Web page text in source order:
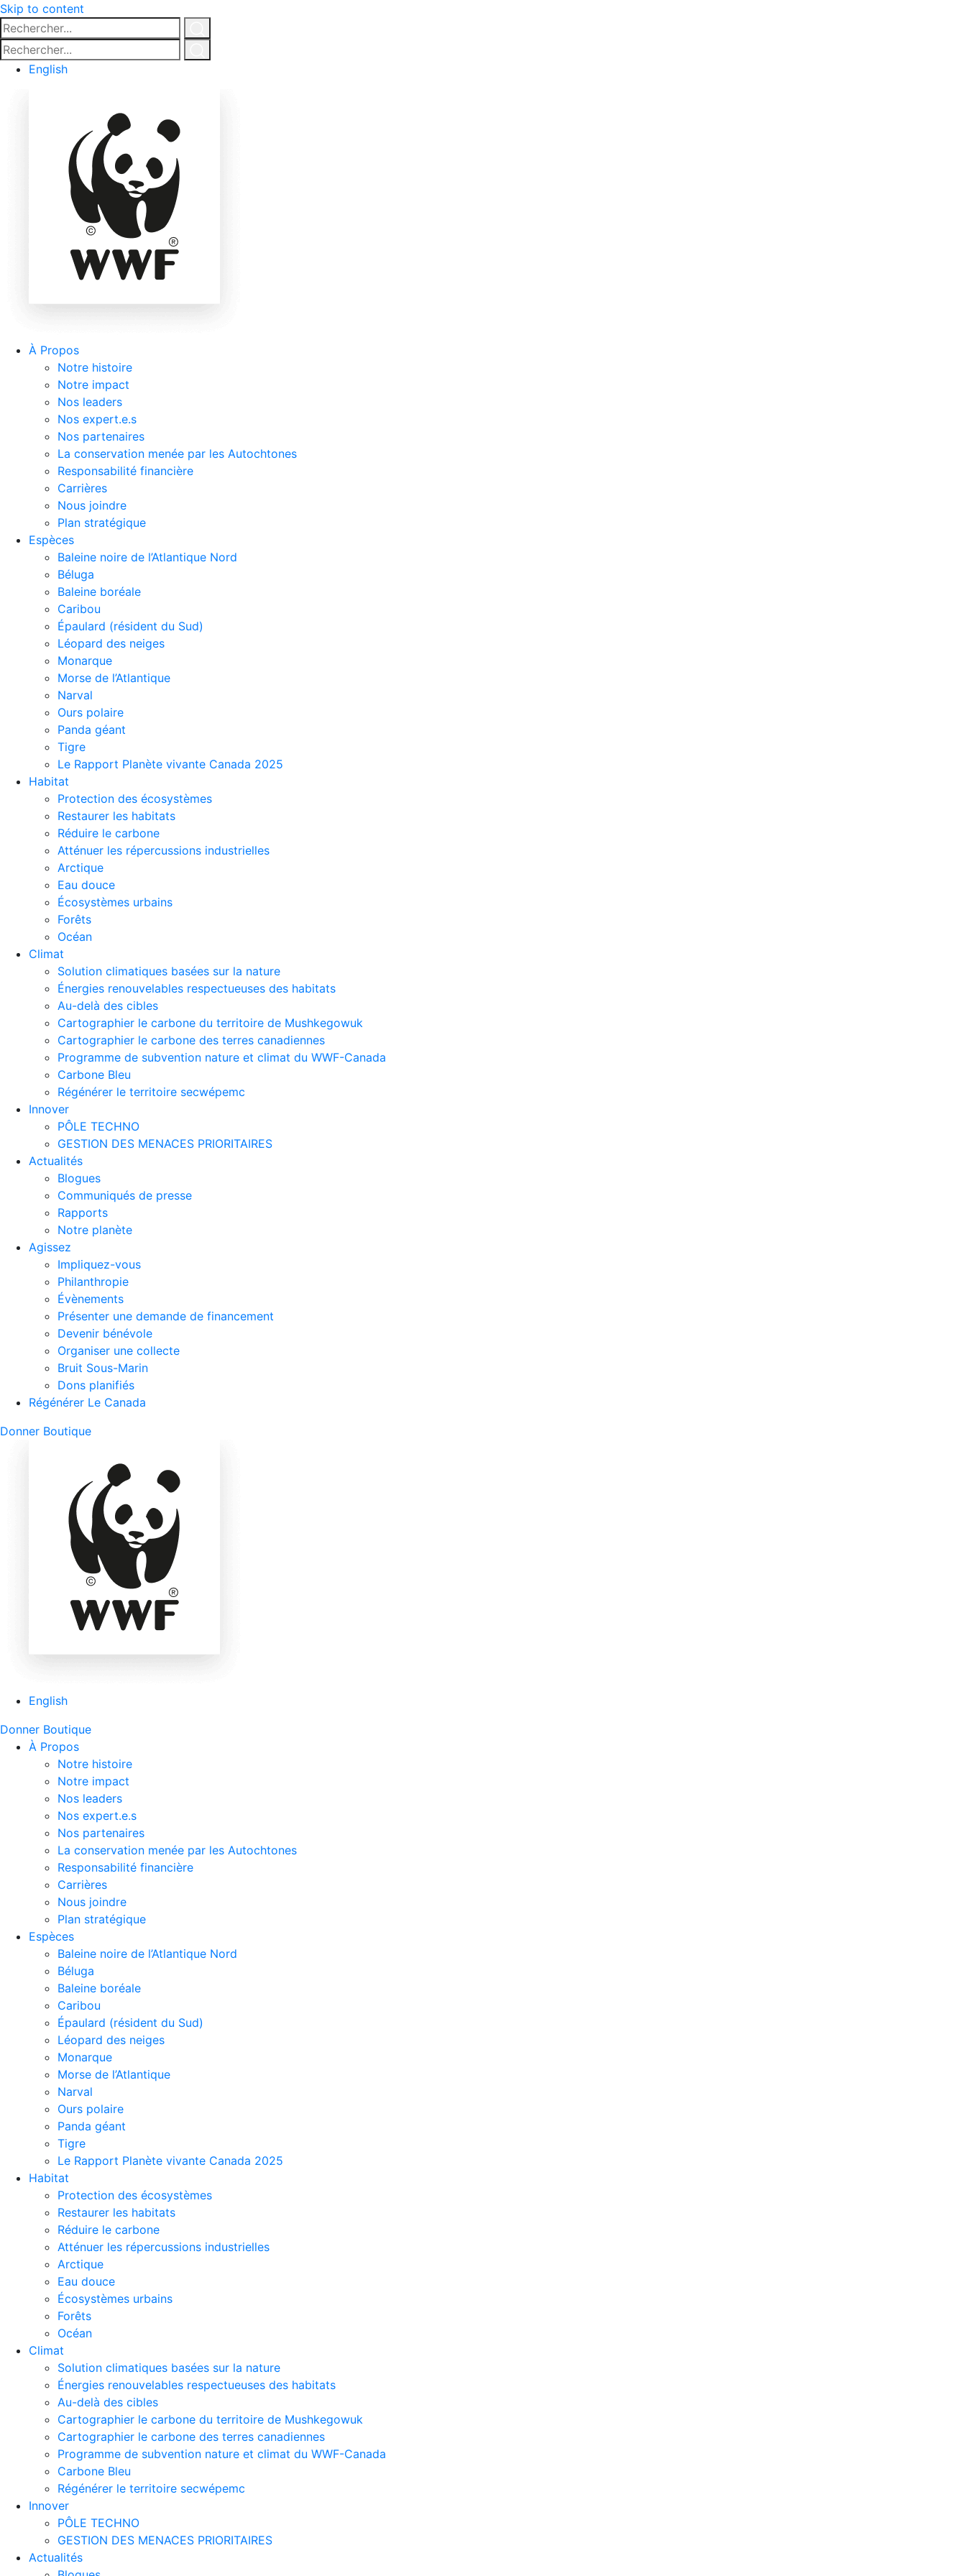
Skip to content
Rechercher...
Click
for
Rechercher...
English
À Propos
Notre histoire
Notre impact
Nos leaders
Nos expert.e.s
Nos partenaires
La conservation menée par les Autochtones
Responsabilité financière
Carrières
Nous joindre
Plan stratégique
Espèces
Baleine noire de l’Atlantique Nord
Béluga
Baleine boréale
Caribou
Épaulard (résident du Sud)
Léopard des neiges
Monarque
Morse de l’Atlantique
Narval
Ours polaire
Panda géant
Tigre
Le Rapport Planète vivante Canada 2025
Habitat
Protection des écosystèmes
Restaurer les habitats
Réduire le carbone
Atténuer les répercussions industrielles
Arctique
Eau douce
Écosystèmes urbains
Forêts
Océan
Climat
Solution climatiques basées sur la nature
Énergies renouvelables respectueuses des habitats
Au-delà des cibles
Cartographier le carbone du territoire de Mushkegowuk
Cartographier le carbone des terres canadiennes
Programme de subvention nature et climat du WWF-Canada
Carbone Bleu
Régénérer le territoire secwépemc
Innover
PÔLE TECHNO
GESTION DES MENACES PRIORITAIRES
Actualités
Blogues
Communiqués de presse
Rapports
Notre planète
Agissez
Impliquez-vous
Philanthropie
Évènements
Présenter une demande de financement
Devenir bénévole
Organiser une collecte
Bruit Sous-Marin
Dons planifiés
Régénérer Le Canada
Donner Boutique
English
Donner Boutique
À Propos
Notre histoire
Notre impact
Nos leaders
Nos expert.e.s
Nos partenaires
La conservation menée par les Autochtones
Responsabilité financière
Carrières
Nous joindre
Plan stratégique
Espèces
Baleine noire de l’Atlantique Nord
Béluga
Baleine boréale
Caribou
Épaulard (résident du Sud)
Léopard des neiges
Monarque
Morse de l’Atlantique
Narval
Ours polaire
Panda géant
Tigre
Le Rapport Planète vivante Canada 2025
Habitat
Protection des écosystèmes
Restaurer les habitats
Réduire le carbone
Atténuer les répercussions industrielles
Arctique
Eau douce
Écosystèmes urbains
Forêts
Océan
Climat
Solution climatiques basées sur la nature
Énergies renouvelables respectueuses des habitats
Au-delà des cibles
Cartographier le carbone du territoire de Mushkegowuk
Cartographier le carbone des terres canadiennes
Programme de subvention nature et climat du WWF-Canada
Carbone Bleu
Régénérer le territoire secwépemc
Innover
PÔLE TECHNO
GESTION DES MENACES PRIORITAIRES
Actualités